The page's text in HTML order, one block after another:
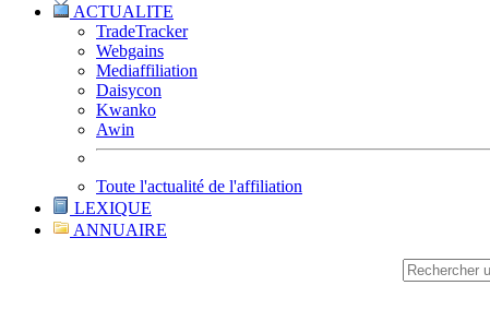
ACTUALITE
TradeTracker
Webgains
Mediaffiliation
Daisycon
Kwanko
Awin
Toute l'actualité de l'affiliation
LEXIQUE
ANNUAIRE